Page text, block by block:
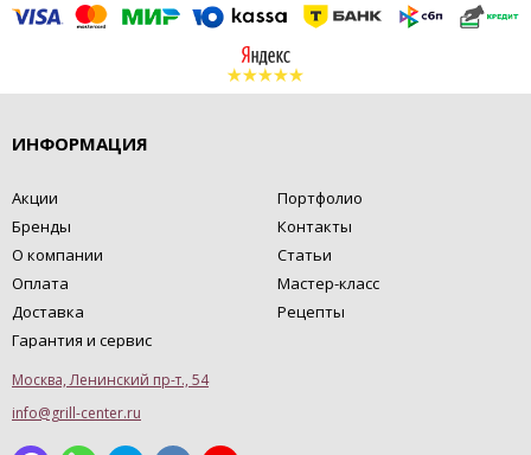
ИНФОРМАЦИЯ
Акции
Бренды
О компании
Оплата
Доставка
Гарантия и сервис
Портфолио
Контакты
Статьи
Мастер-класс
Рецепты
Москва, Ленинский пр-т., 54
info@grill-center.ru